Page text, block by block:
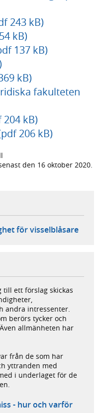
243 kB)
kB)
137 kB)
kB)
fakulteten
kB)
206 kB)
den 16 oktober 2020.
för visselblåsare
ett förslag skickas
andra intressenter.
berörs tycker och
allmänheten har
från de som har
yttranden med
i underlaget för de
- hur och varför